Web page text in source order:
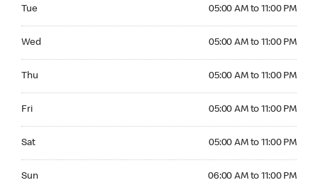
Tue 05:00 AM to 11:00 PM
Wed 05:00 AM to 11:00 PM
Thu 05:00 AM to 11:00 PM
Fri 05:00 AM to 11:00 PM
Sat 05:00 AM to 11:00 PM
Sun 06:00 AM to 11:00 PM